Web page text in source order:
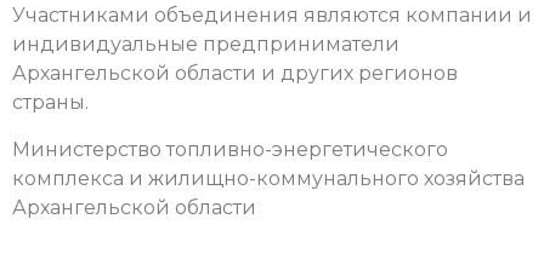
Участниками объединения являются компании и
индивидуальные предприниматели
Архангельской области и других регионов
страны.
Министерство топливно-энергетического
комплекса и жилищно-коммунального хозяйства
Архангельской области